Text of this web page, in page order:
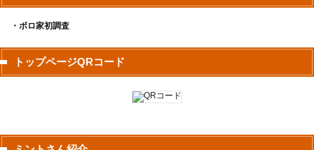
・ボロ家初調査
トップページQRコード